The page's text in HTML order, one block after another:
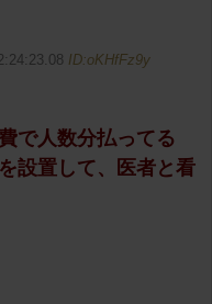
ID:oKHfFz9y
で人数分払ってる
設置して、医者と看